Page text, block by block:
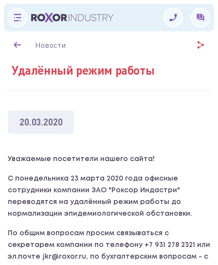
Новости
Удалённый режим работы
20.03.2020
Уважаемые посетители нашего сайта!
С понедельника 23 марта 2020 года офисные
сотрудники компании ЗАО "Роксор Индастри"
переводятся на удалённый режим работы до
нормализации эпидемиологической обстановки.
По общим вопросам просим связываться с
секретарем компании по телефону +7 931 278 2321 или
эл.почте jkr@roxor.ru, по бухгалтерским вопросам - с